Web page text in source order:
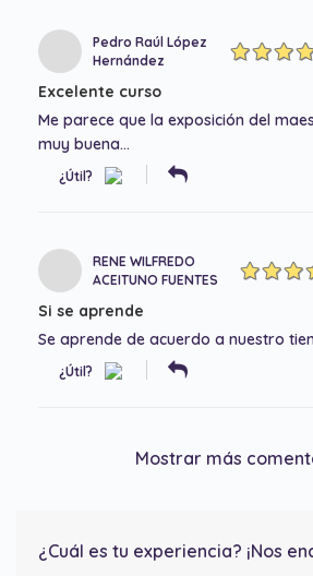
Pedro Raúl López
Hernández
Excelente curso
Me parece que la exposición del
muy buena…
¿Útil?
RENE WILFREDO
ACEITUNO FUENTES
Si se aprende
Se aprende de acuerdo a nuestro
¿Útil?
Mostrar más
¿Cuál es tu experiencia? ¡Nos